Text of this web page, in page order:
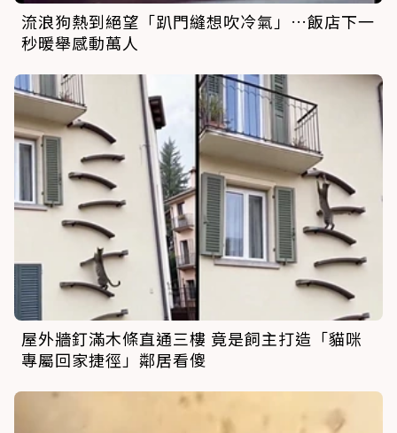
流浪狗熱到絕望「趴門縫想吹冷氣」…飯店下一
秒暖舉感動萬人
屋外牆釘滿木條直通三樓 竟是飼主打造「貓咪
專屬回家捷徑」鄰居看傻